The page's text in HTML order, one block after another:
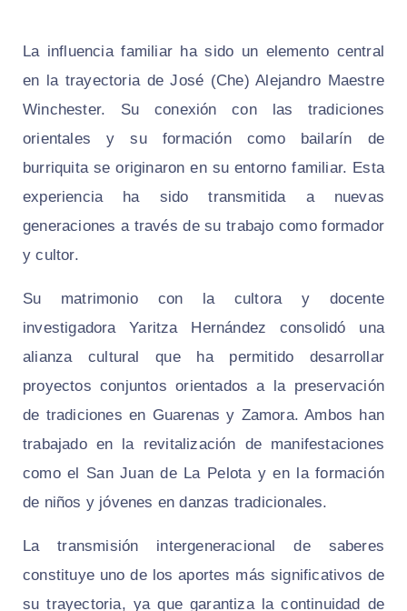
La influencia familiar ha sido un elemento central
en la trayectoria de José (Che) Alejandro Maestre
Winchester. Su conexión con las tradiciones
orientales y su formación como bailarín de
burriquita se originaron en su entorno familiar. Esta
experiencia ha sido transmitida a nuevas
generaciones a través de su trabajo como formador
y cultor.
Su matrimonio con la cultora y docente
investigadora Yaritza Hernández consolidó una
alianza cultural que ha permitido desarrollar
proyectos conjuntos orientados a la preservación
de tradiciones en Guarenas y Zamora. Ambos han
trabajado en la revitalización de manifestaciones
como el San Juan de La Pelota y en la formación
de niños y jóvenes en danzas tradicionales.
La transmisión intergeneracional de saberes
constituye uno de los aportes más significativos de
su trayectoria, ya que garantiza la continuidad de